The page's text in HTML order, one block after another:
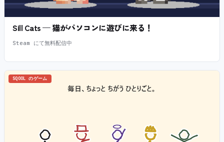
Sill Cats — 猫がパソコンに遊びに来る！
Steam にて無料配信中
SQOOL のゲーム